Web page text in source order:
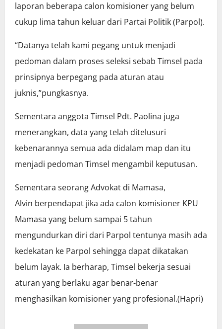
laporan beberapa calon komisioner yang belum
cukup lima tahun keluar dari Partai Politik (Parpol).
“Datanya telah kami pegang untuk menjadi
pedoman dalam proses seleksi sebab Timsel pada
prinsipnya berpegang pada aturan atau
juknis,”pungkasnya.
Sementara anggota Timsel Pdt. Paolina juga
menerangkan, data yang telah ditelusuri
kebenarannya semua ada didalam map dan itu
menjadi pedoman Timsel mengambil keputusan.
Sementara seorang Advokat di Mamasa,
Alvin berpendapat jika ada calon komisioner KPU
Mamasa yang belum sampai 5 tahun
mengundurkan diri dari Parpol tentunya masih ada
kedekatan ke Parpol sehingga dapat dikatakan
belum layak. Ia berharap, Timsel bekerja sesuai
aturan yang berlaku agar benar-benar
menghasilkan komisioner yang profesional.(Hapri)